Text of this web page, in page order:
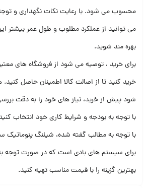
محسوب می‌ شود. با رعایت نکات نگهداری و توجه
بهره‌ مند شوید.
برای خرید ، توصیه می‌ شود از فروشگاه‌ های
خرید کنید تا از اصالت کالا اطمینان حاصل
شود پیش از خرید، نیاز های خود را به‌ دقت
با توجه به بودجه و شرایط کاری خود انتخاب
برای سیستم‌ های بادی است که در صورت توجه
بهترین گزینه را با قیمت مناسب تهیه کنید.